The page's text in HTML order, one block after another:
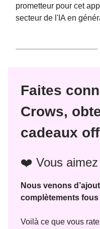
prometteur pour cet
secteur de l'IA en
Faites
Crows,
cadeaux
❤️ Vous
Nous venons
complètements fous
Voilà ce que vous